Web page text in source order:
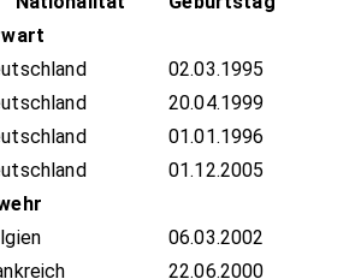
02.03.1995
20.04.1999
01.01.1996
01.12.2005
06.03.2002
22.06.2000